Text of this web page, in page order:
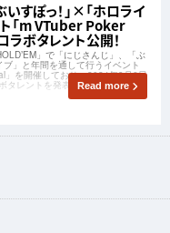
いすぽっ！」×「ホロライ
ト「m VTuber Poker
ボタレント公開！
」で「にじさんじ」、「ぶ
」と年間を通して行うイベント
」を開催しており、2024年9月6日
タレントを発表しました。
Read more